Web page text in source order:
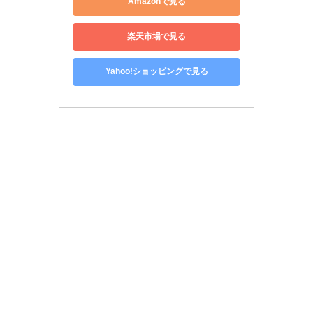
楽天市場で見る
Yahoo!ショッピングで見る